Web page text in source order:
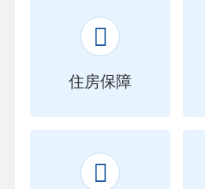

住房保障
